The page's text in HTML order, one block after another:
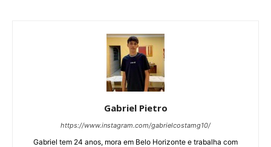
Gabriel Pietro
https://www.instagram.com/gabrielcostamg10/
Gabriel tem 24 anos, mora em Belo Horizonte e trabalha com